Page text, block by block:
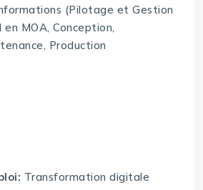
(Pilotage et Gestion
MOA, Conception,
Production
Transformation digitale